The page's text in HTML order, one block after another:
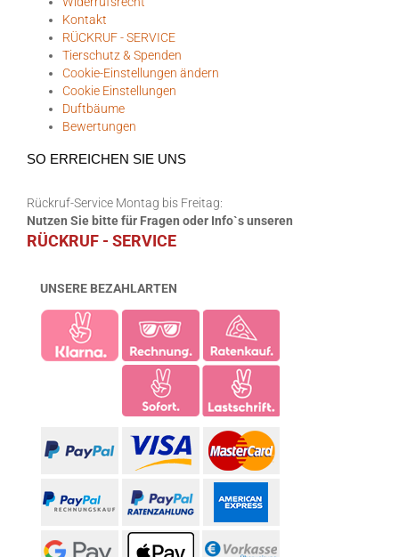
Bonussystem
Ihre Vorteile
Händler
Kooperation / Influencer
Partner & Umbauten
Lackierung & Einbau
Einbaustützpunkte
Einbauservice
Einbauhinweise
Reklamationen
Über uns
Impressum
Gutscheine
Versand- & Zahlung
Widerrufsrecht
Kontakt
RÜCKRUF - SERVICE
Tierschutz & Spenden
Cookie-Einstellungen ändern
Cookie Einstellungen
Bewertungen
Rückruf-Service Montag bis Freitag:
Nutzen Sie bitte für Fragen oder Info`s unseren